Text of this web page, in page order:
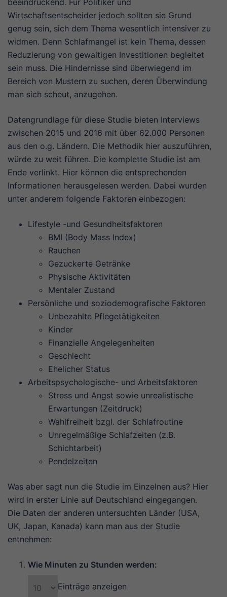
Wirtschaftsentscheider jedoch sollten sie Grund
genug sein, sich dem Thema wesentlich intensiver zu
widmen. Denn Schlafmangel ist kein Thema, dessen
Reduzierung von gewaltigen Investitionen begleitet
sein muss. Die Hindernisse sind überwiegend im
Bereich von Mustern zu suchen, deren Überwindung
man sich scheut, anzugehen.
Datengrundlage für diese Studie bieten Interviews
zwischen 2015 und 2016 mit über 62.000 Personen
aus den o.g. Ländern. Die Methodik hier auszuführen,
würde zu weit führen. Die komplette Studie ist am
Ende verlinkt. Hier können die entsprechenden
Informationen herausgelesen werden. Dabei wurden
unter anderem folgende Faktoren einbezogen:
Lifestyle -und Gesundheitsfaktoren
BMI (Body Mass Index)
Rauchen
Gezuckerte Getränke
Physische Aktivitäten
Mentaler Zustand
Persönliche und soziodemografische Faktoren
Unbezahlte Pflegetätigkeiten
Kinder
Finanzielle Angelegenheiten
Geschlecht
Ehelicher Status
Arbeitspsychologische- und Arbeitsfaktoren
Stress und Angst sowie unrealistische
Erwartungen (Zeitdruck)
Wahlfreiheit bzgl. der Schlafroutine
Unregelmäßige Schlafzeiten (z.B.
Schichtarbeit)
Pendelzeiten
Was aber sagt nun die Studie im Einzelnen aus? Hier
wird in erster Linie auf Deutschland eingegangen.
Die Daten der anderen untersuchten Länder (USA,
UK, Japan, Kanada) kann man aus der Studie
entnehmen:
Wie Minuten zu Stunden werden:
Einträge anzeigen